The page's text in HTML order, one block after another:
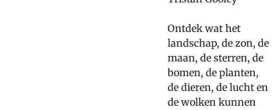
Ontdek wat het
landschap, de zon, de
maan, de sterren, de
bomen, de planten,
de dieren, de lucht en
de wolken kunnen